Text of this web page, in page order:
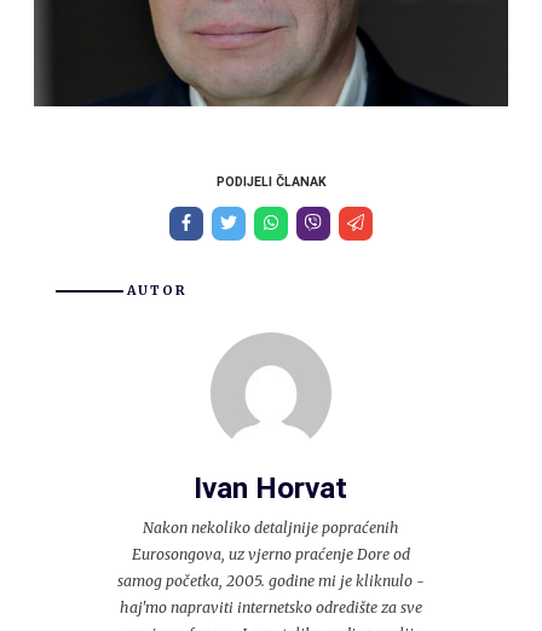
PODIJELI ČLANAK
AUTOR
Ivan Horvat
Nakon nekoliko detaljnije popraćenih
Eurosongova, uz vjerno praćenje Dore od
samog početka, 2005. godine mi je kliknulo -
haj'mo napraviti internetsko odredište za sve